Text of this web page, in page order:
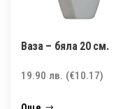
Ваза – бяла 20 см.
19.90 лв. (€10.17)